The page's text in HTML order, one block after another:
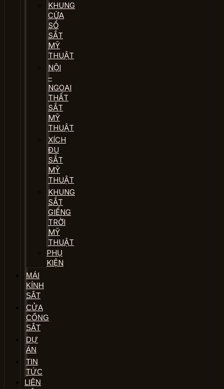
KHUNG
CỬA
SỔ
SẮT
MỸ
THUẬT
NỘI
–
NGOẠI
THẤT
SẮT
MỸ
THUẬT
XÍCH
ĐU
SẮT
MỸ
THUẬT
KHUNG
SẮT
GIẾNG
TRỜI
MỸ
THUẬT
PHỤ
KIỆN
MÁI
KÍNH
SẮT
CỬA
CỔNG
SẮT
DỰ
ÁN
TIN
TỨC
LIÊN